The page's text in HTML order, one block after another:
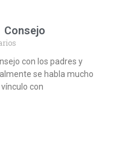
Consejo
con los padres y
se habla mucho
con